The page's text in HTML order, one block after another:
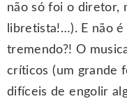
não só foi o diretor,
libretista!…). E não
tremendo?! O
críticos (um grande
difíceis de engolir